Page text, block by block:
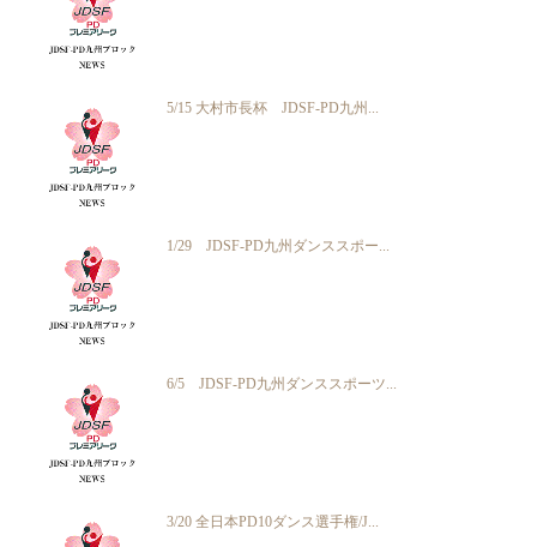
5/15 大村市長杯 JDSF-PD九州...
1/29 JDSF-PD九州ダンススポー...
6/5 JDSF-PD九州ダンススポーツ...
3/20 全日本PD10ダンス選手権/J...